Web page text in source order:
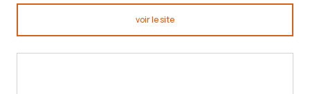
voir le site